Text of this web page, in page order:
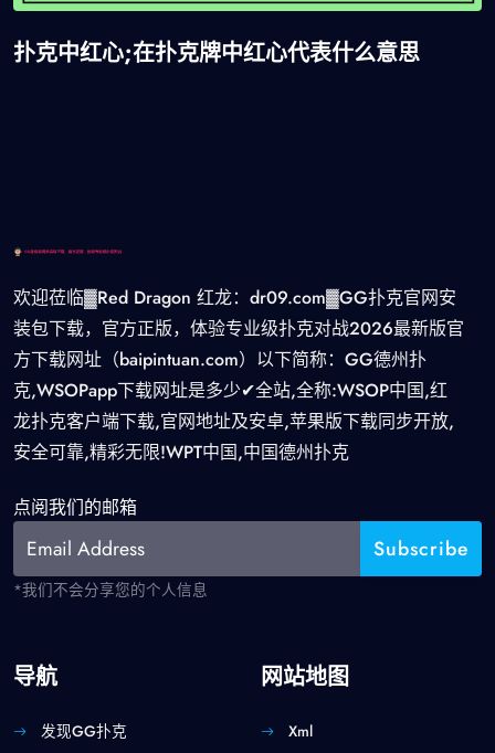
扑克中红心;在扑克牌中红心代表什么意思
欢迎莅临▓Red Dragon 红龙：dr09.com▓GG扑克官网安
装包下载，官方正版，体验专业级扑克对战2026最新版官
方下载网址（baipintuan.com）以下简称：GG德州扑
克,WSOPapp下载网址是多少✔全站,全称:WSOP中国,红
龙扑克客户端下载,官网地址及安卓,苹果版下载同步开放,
安全可靠,精彩无限!WPT中国,中国德州扑克
点阅我们的邮箱
*我们不会分享您的个人信息
导航
发现GG扑克
网站地图
Xml